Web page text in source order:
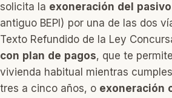
solicita la exoneración del
antiguo BEPI) por una de las dos
Texto Refundido de la Ley
con plan de pagos, que te
vivienda habitual mientras
tres a cinco años, o exoneración